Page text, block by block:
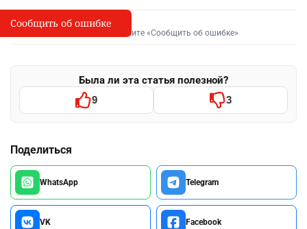
I
Сообщить об опечатке
Выделите фрагмент и нажмите «Сообщить об ошибке»
Была ли эта статья полезной?
9 3
Поделиться
WhatsApp Telegram
VK Facebook
Сообщить об ошибке